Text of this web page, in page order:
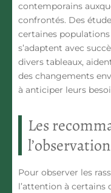
contemporains
confrontés. Des
certaines
s’adaptent avec
divers tableaux,
des changements
à anticiper leurs
Les
l’observation
Pour observer les
l’attention à certains